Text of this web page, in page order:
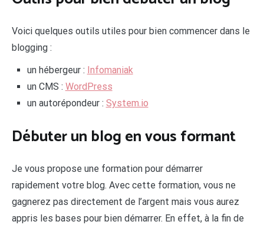
Voici quelques outils utiles pour bien commencer dans le
blogging :
un hébergeur : Infomaniak
un CMS : WordPress
un autorépondeur : System.io
Débuter un blog en vous formant
Je vous propose une formation pour démarrer
rapidement votre blog. Avec cette formation, vous ne
gagnerez pas directement de l’argent mais vous aurez
appris les bases pour bien démarrer. En effet, à la fin de